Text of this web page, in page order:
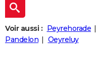
Guides de France
Escapades
Patrimoine
Expositions
Musées
Week-end nature
+
LIFESTYLE
Art de vivre
Bien-être
Loisirs
Mode
Modes de vie
+SANTE
Voir aussi : Peyrehorade
Pandelon
Oeyreluy